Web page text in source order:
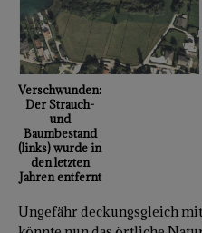
Verschwunden:
Der Strauch-
und
Baumbestand
(links) wurde in
den letzten
Jahren entfernt
Ungefähr deckungsgleich